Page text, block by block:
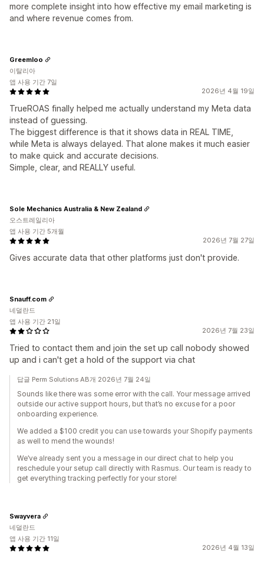
more complete insight into how effective my email marketing is
and where revenue comes from.
2026년 4월 19일
TrueROAS finally helped me actually understand my Meta data
instead of guessing.
The biggest difference is that it shows data in REAL TIME,
while Meta is always delayed. That alone makes it much easier
to make quick and accurate decisions.
Simple, clear, and REALLY useful.
Greemloo
이탈리아
앱 사용 기간 7일
2026년 7월 27일
Gives accurate data that other platforms just don't provide.
Sole Mechanics Australia & New Zealand
오스트레일리아
앱 사용 기간 5개월
2026년 7월 23일
Tried to contact them and join the set up call nobody showed
up and i can't get a hold of the support via chat
Snauff.com
네덜란드
앱 사용 기간 21일
답글 Perm Solutions AB개 2026년 7월 24일
Sounds like there was some error with the call. Your message arrived
outside our active support hours, but that’s no excuse for a poor
onboarding experience.
We added a $100 credit you can use towards your Shopify payments
as well to mend the wounds!
We’ve already sent you a message in our direct chat to help you
reschedule your setup call directly with Rasmus. Our team is ready to
get everything tracking perfectly for your store!
2026년 4월 13일
Swayvera
네덜란드
앱 사용 기간 11일